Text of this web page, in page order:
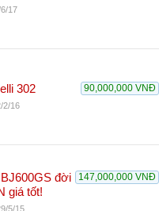
17
90,000,000 VNĐ
302
2/16
147,000,000 VNĐ
đời
giá tốt!
5/15